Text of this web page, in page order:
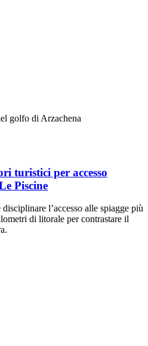
turistici per accesso
Piscine
l’accesso alle spiagge più
di litorale per contrastare il